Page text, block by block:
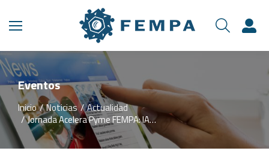
Eventos
Estás aquí:
Inicio Noticias
Actualidad
Jornada Acelera Pyme FEMPA: IA…